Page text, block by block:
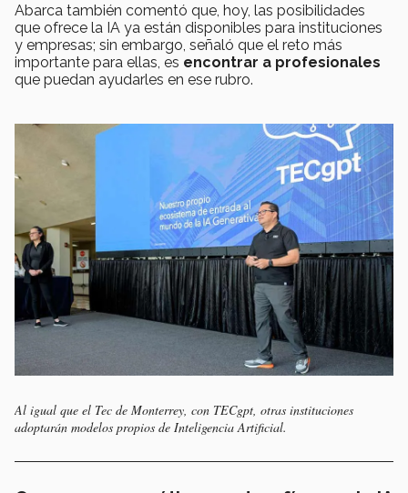
Abarca también comentó que, hoy, las posibilidades
que ofrece la IA ya están disponibles para instituciones
y empresas; sin embargo, señaló que el reto más
importante para ellas, es encontrar a profesionales
que puedan ayudarles en ese rubro.
Al igual que el Tec de Monterrey, con TECgpt, otras instituciones
adoptarán modelos propios de Inteligencia Artificial.